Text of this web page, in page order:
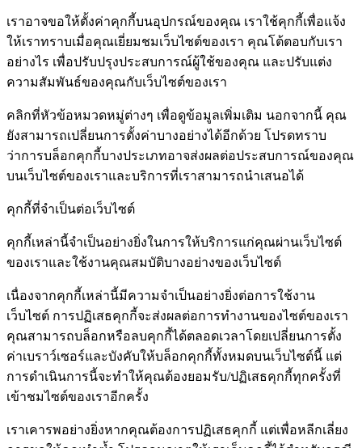
เราอาจขอให้ตั้งค่าคุกกี้บนอุปกรณ์ของคุณ เราใช้คุกกี้เพื่อแจ้ง
ให้เราทราบเมื่อคุณเยี่ยมชมเว็บไซต์ของเรา คุณโต้ตอบกับเรา
อย่างไร เพื่อปรับปรุงประสบการณ์ผู้ใช้ของคุณ และปรับแต่ง
ความสัมพันธ์ของคุณกับเว็บไซต์ของเรา
คลิกที่หัวข้อหมวดหมู่ต่างๆ เพื่อดูข้อมูลเพิ่มเติม นอกจากนี้ คุณ
ยังสามารถเปลี่ยนการตั้งค่าบางอย่างได้อีกด้วย โปรดทราบ
ว่าการบล็อกคุกกี้บางประเภทอาจส่งผลต่อประสบการณ์ของคุณ
บนเว็บไซต์ของเราและบริการที่เราสามารถนำเสนอได้
คุกกี้ที่จำเป็นต่อเว็บไซต์
คุกกี้เหล่านี้จำเป็นอย่างยิ่งในการให้บริการแก่คุณผ่านเว็บไซต์
ของเราและใช้งานคุณสมบัติบางอย่างของเว็บไซต์
เนื่องจากคุกกี้เหล่านี้มีความจำเป็นอย่างยิ่งต่อการใช้งาน
เว็บไซต์ การปฏิเสธคุกกี้จะส่งผลต่อการทำงานของไซต์ของเรา
คุณสามารถบล็อกหรือลบคุกกี้ได้ตลอดเวลาโดยเปลี่ยนการตั้ง
ค่าเบราว์เซอร์และบังคับให้บล็อกคุกกี้ทั้งหมดบนเว็บไซต์นี้ แต่
การดำเนินการนี้จะทำให้คุณต้องยอมรับ/ปฏิเสธคุกกี้ทุกครั้งที่
เข้าชมไซต์ของเราอีกครั้ง
เราเคารพอย่างยิ่งหากคุณต้องการปฏิเสธคุกกี้ แต่เพื่อหลีกเลี่ยง